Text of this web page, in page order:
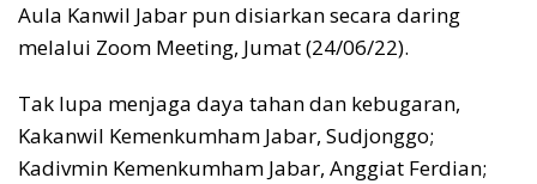
Aula Kanwil Jabar pun disiarkan secara daring
melalui Zoom Meeting, Jumat (24/06/22).
Tak lupa menjaga daya tahan dan kebugaran,
Kakanwil Kemenkumham Jabar, Sudjonggo;
Kadivmin Kemenkumham Jabar, Anggiat Ferdian;